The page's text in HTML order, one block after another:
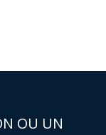
OU UN